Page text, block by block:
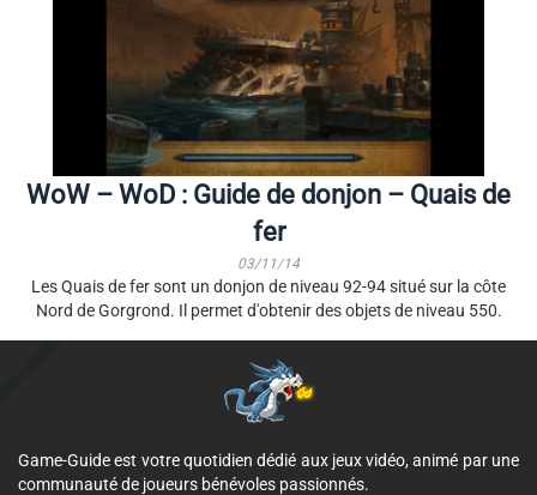
WoW – WoD : Guide de donjon – Quais de
fer
03/11/14
Les Quais de fer sont un donjon de niveau 92-94 situé sur la côte
Nord de Gorgrond. Il permet d'obtenir des objets de niveau 550.
Game-Guide est votre quotidien dédié aux jeux vidéo, animé par une
communauté de joueurs bénévoles passionnés.